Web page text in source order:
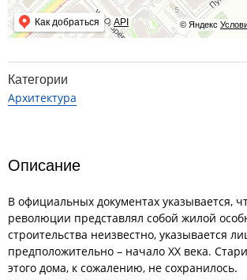
© Яндекс
Как добраться API
Категории
Архитектура
Описание
В официальных документах указывается,
революции представлял собой жилой
строительства неизвестно, указывается
предположительно – начало XX века.
этого дома, к сожалению, не сохранилось.